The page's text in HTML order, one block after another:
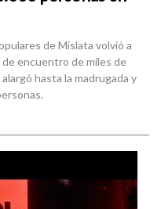
de Mislata volvió a
encuentro de miles de
hasta la madrugada y